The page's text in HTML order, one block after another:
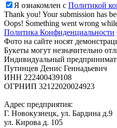
Я ознакомлен с Политикой
Thank you! Your submission has
Oops! Something went wrong
Политика Конфиденциальности
Фото на сайте носят
Букеты могут незначительно
Индивидуальный
Путинцев Денис Геннадьевич
ИНН 222400439108
ОГРНИП 32122020024923
Адрес предприятия:
Г. Новокузнецк, ул. Бардина д.9
ул. Кирова д. 105